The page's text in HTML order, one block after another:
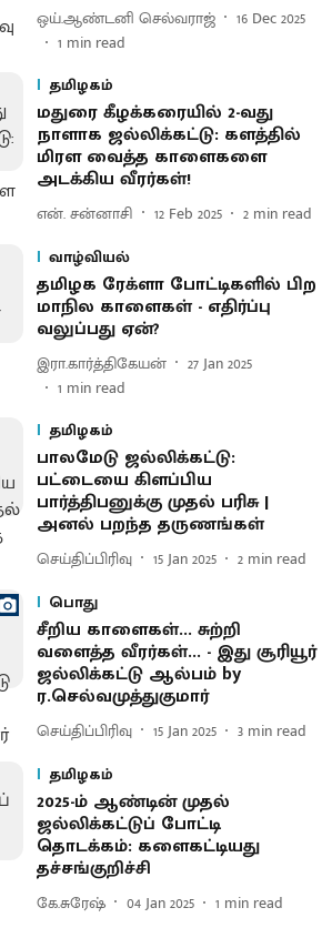
ஒய்.ஆண்டனி செல்வராஜ்
16 Dec 2025
1 min read
தமிழகம்
மதுரை கீழக்கரையில் 2-வது
நாளாக ஜல்லிக்கட்டு: களத்தில்
மிரள வைத்த காளைகளை
அடக்கிய வீரர்கள்!
என். சன்னாசி 12 Feb 2025 2 min read
வாழ்வியல்
தமிழக ரேக்ளா போட்டிகளில் பிற
மாநில காளைகள் - எதிர்ப்பு
வலுப்பது ஏன்?
இரா.கார்த்திகேயன்
27 Jan 2025
1 min read
தமிழகம்
பாலமேடு ஜல்லிக்கட்டு:
பட்டையை கிளப்பிய
பார்த்திபனுக்கு முதல் பரிசு |
அனல் பறந்த தருணங்கள்
செய்திப்பிரிவு 15 Jan 2025 2 min read
பொது
சீறிய காளைகள்... சுற்றி
வளைத்த வீரர்கள்... - இது சூரியூர்
ஜல்லிக்கட்டு ஆல்பம் by
ர.செல்வமுத்துகுமார்
செய்திப்பிரிவு 15 Jan 2025 3 min read
தமிழகம்
2025-ம் ஆண்டின் முதல்
ஜல்லிக்கட்டுப் போட்டி
தொடக்கம்: களைகட்டியது
தச்சங்குறிச்சி
கே.சுரேஷ் 04 Jan 2025 1 min read